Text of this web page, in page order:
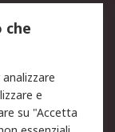
Privacy -
che
e
su "Accetta